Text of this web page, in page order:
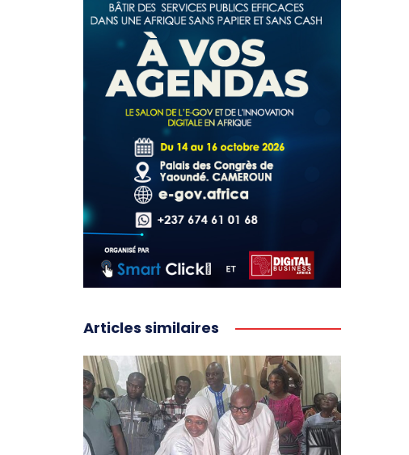
Articles similaires